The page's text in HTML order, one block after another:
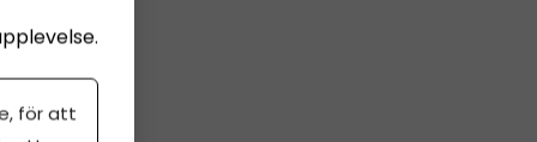
för att